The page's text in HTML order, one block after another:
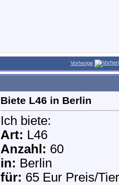
Vorherige
Biete L46 in Berlin
Ich biete:
Art: L46
Anzahl: 60
in: Berlin
für: 65 Eur Preis/Tier